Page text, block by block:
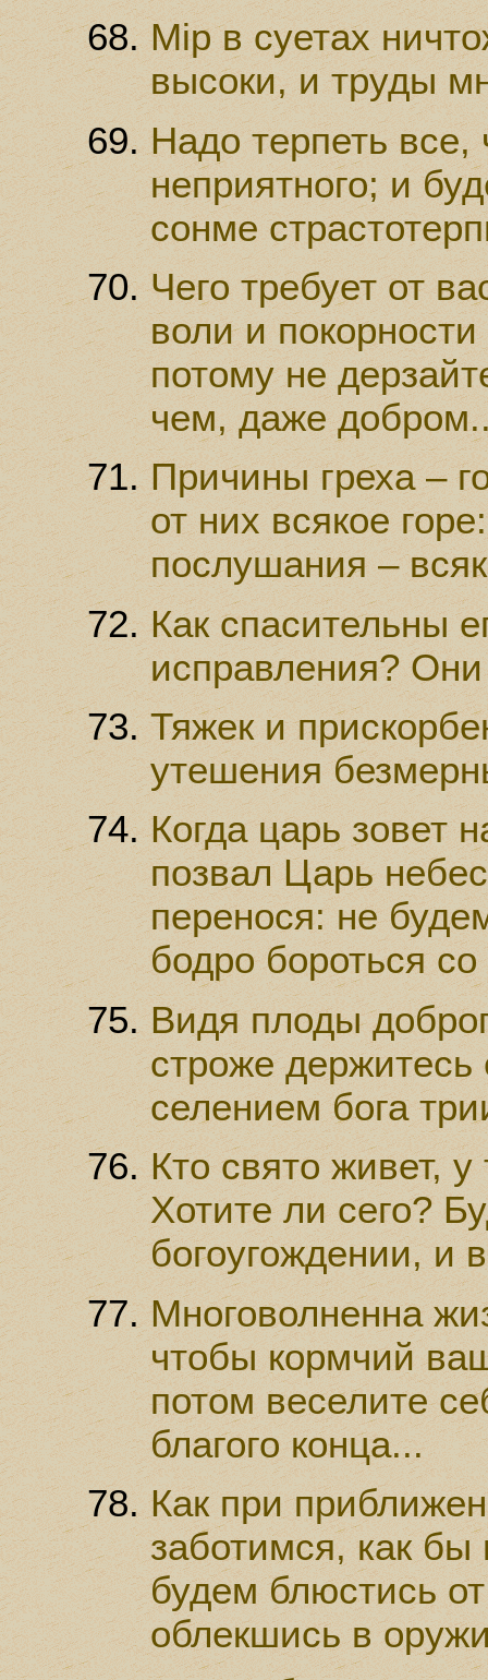
Мiр в суетах
высоки, и труды
Надо терпеть все,
неприятного; и
сонме
Чего требует от
воли и
потому не
чем, даже
Причины греха –
от них всякое
послушания –
Как спасительны
исправления?
Тяжек и
утешения
Когда царь зовет
позвал Царь
перенося: не
бодро бороться
Видя плоды
строже держитесь
селением бога
Кто свято живет, у
Хотите ли сего?
богоугождении, и
Многоволненна
чтобы кормчий
потом веселите
благого конца...
Как при
заботимся, как бы
будем блюстись
облекшись в